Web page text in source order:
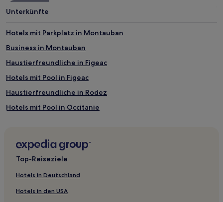
Unterkünfte
Hotels mit Parkplatz in Montauban
Business in Montauban
Haustierfreundliche in Figeac
Hotels mit Pool in Figeac
Haustierfreundliche in Rodez
Hotels mit Pool in Occitanie
Haustierfreundliche in Toulouse
Haustierfreundliche in Carcassonne
Top-Reiseziele
Hotels in Deutschland
Hotels in den USA